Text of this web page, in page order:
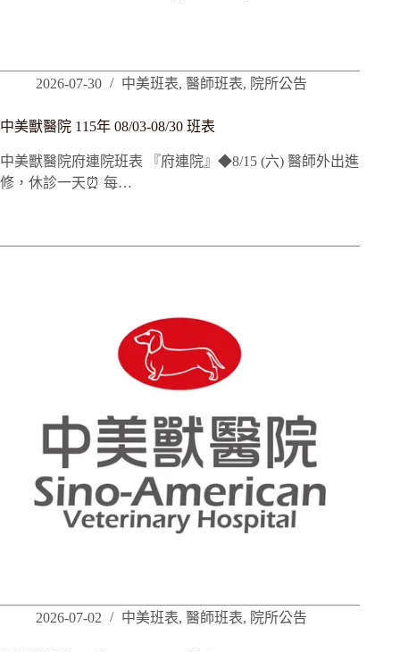
2026-07-30 中美班表, 醫師班表, 院所公告
中美獸醫院 115年 08/03-08/30 班表
中美獸醫院府連院班表 『府連院』◆8/15 (六) 醫師外出進
修，休診一天⏰ 每…
2026-07-02 中美班表, 醫師班表, 院所公告